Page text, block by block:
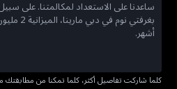
كلما شاركت تفاصيل أكثر، كلما تمكنا من